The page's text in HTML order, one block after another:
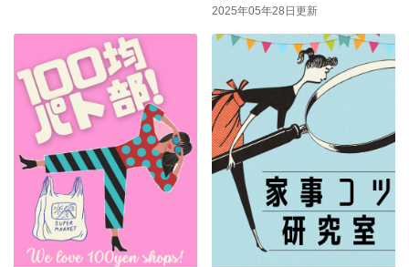
2025年05年28日更新